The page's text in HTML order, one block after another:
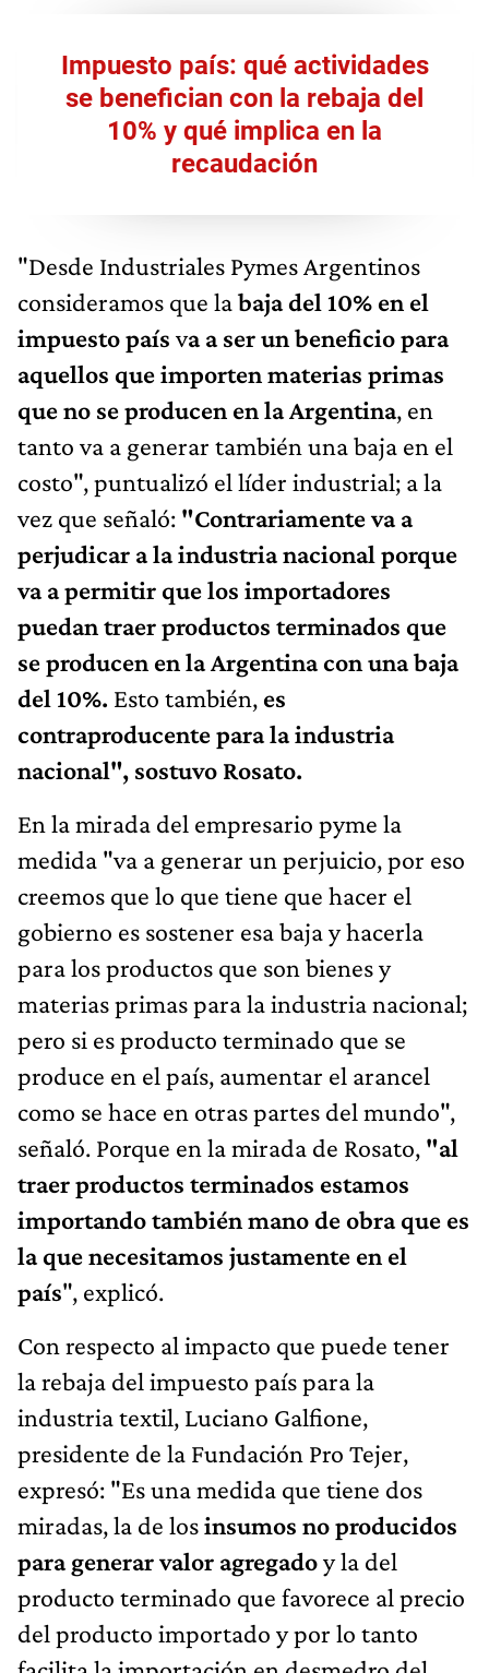
Impuesto país: qué actividades
se benefician con la rebaja del
10% y qué implica en la
recaudación
"Desde Industriales Pymes Argentinos
consideramos que labaja del 10% en el
impuesto país va a ser un beneficio para
aquellos que importen materias primas
que no se producen en la Argentina, en
tanto va a generar también una baja en el
costo", puntualizó el líder industrial; a la
vez que señaló: "Contrariamente va a
perjudicar a la industria nacional porque
va a permitir que los importadores
puedan traer productos terminados que
se producen en la Argentina con una baja
del 10%. Esto también, es
contraproducente para la industria
nacional", sostuvo Rosato.
En la mirada del empresario pyme la
medida "va a generar un perjuicio, por eso
creemos que lo que tiene que hacer el
gobierno es sostener esa baja y hacerla
para los productos que son bienes y
materias primas para la industria nacional;
pero si es producto terminado que se
produce en el país, aumentar el arancel
como se hace en otras partes del mundo",
señaló. Porque en la mirada de Rosato, "al
traer productos terminados estamos
importando también mano de obra que es
la que necesitamos justamente en el
país", explicó.
Con respecto al impacto que puede tener
la rebaja del impuesto país para la
industria textil, Luciano Galfione,
presidente de la Fundación Pro Tejer,
expresó: "Es una medida que tiene dos
miradas, la de losinsumos no producidos
para generar valor agregadoy la del
producto terminado que favorece al precio
del producto importado y por lo tanto